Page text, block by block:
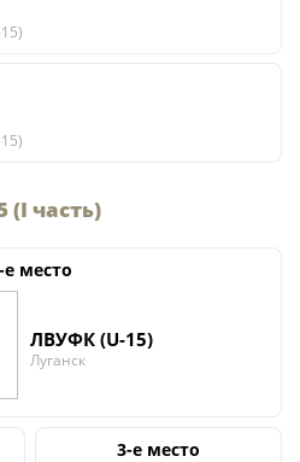
(I часть)
е место
ЛВУФК (U-15)
Луганск
3-е место